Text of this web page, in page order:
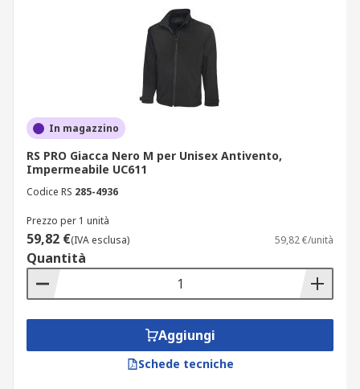
In magazzino
RS PRO Giacca Nero M per Unisex Antivento,
Impermeabile UC611
Codice RS 285-4936
Prezzo per 1 unità
59,82 €(IVA esclusa) 59,82 €/unità
Quantità
Aggiungi
Schede tecniche